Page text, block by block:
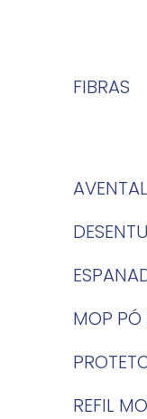
FIBRAS
AVENTAL
MOP
REFIL